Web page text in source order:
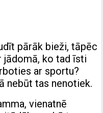
pārāk bieži, tāpēc
jādomā, ko tad īsti
ar sportu?
nebūt tas nenotiek.
vienatnē